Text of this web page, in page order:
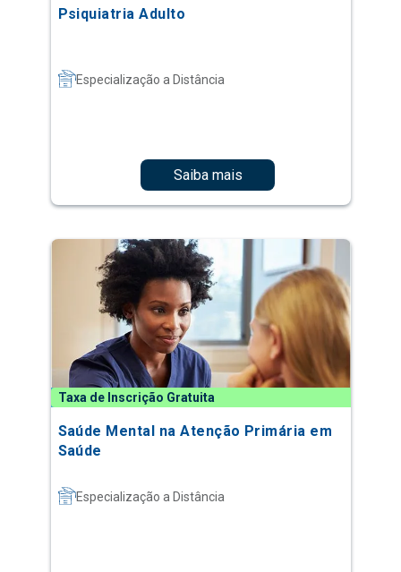
Psiquiatria Adulto
Especialização a Distância
Saiba mais
Taxa de Inscrição Gratuita
Saúde Mental na Atenção Primária em
Saúde
Especialização a Distância